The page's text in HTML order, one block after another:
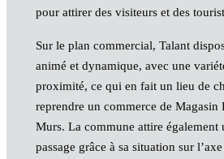
pour attirer des visiteurs et des
Sur le plan commercial, Talant
animé et dynamique, avec une
proximité, ce qui en fait un lieu de
reprendre un commerce de Magasin
Murs. La commune attire également
passage grâce à sa situation sur